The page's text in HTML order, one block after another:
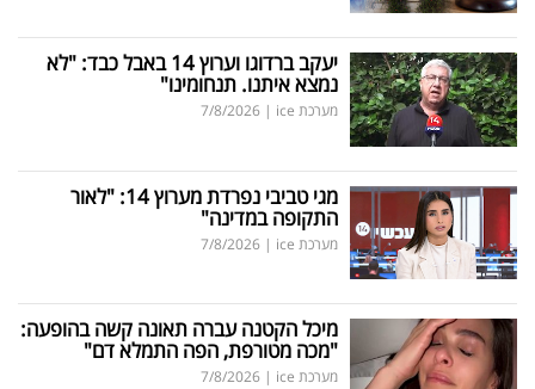
יעקב ברדוגו וערוץ 14 באבל כבד: "לא
נמצא איתנו. תנחומינו"
מערכת ice |
7/8/2026
מגי טביבי נפרדת מערוץ 14: "לאור
התקופה במדינה"
מערכת ice |
7/8/2026
מיכל הקטנה עברה תאונה קשה בהופעה:
"מכה מטורפת, הפה התמלא דם"
מערכת ice |
7/8/2026